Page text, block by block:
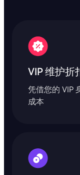
VIP 维护折
凭借您的 VIP
成本